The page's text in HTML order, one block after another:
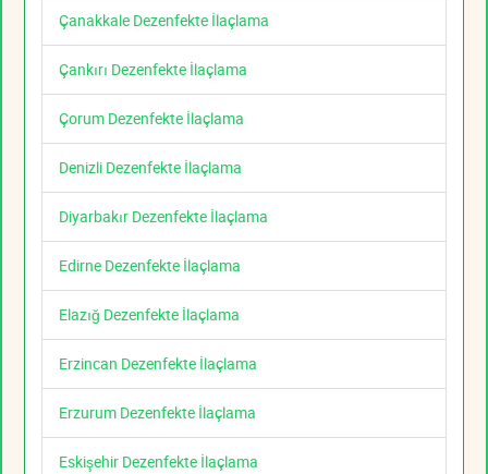
Çanakkale Dezenfekte İlaçlama
Çankırı Dezenfekte İlaçlama
Çorum Dezenfekte İlaçlama
Denizli Dezenfekte İlaçlama
Diyarbakır Dezenfekte İlaçlama
Edirne Dezenfekte İlaçlama
Elazığ Dezenfekte İlaçlama
Erzincan Dezenfekte İlaçlama
Erzurum Dezenfekte İlaçlama
Eskişehir Dezenfekte İlaçlama